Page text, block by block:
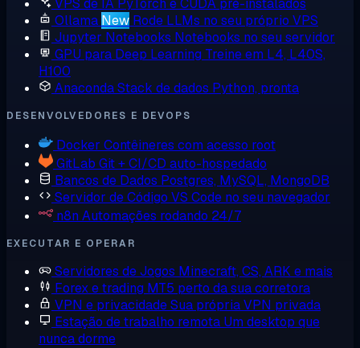
VPS de IA PyTorch e CUDA pré-instalados
Ollama New Rode LLMs no seu próprio VPS
Jupyter Notebooks Notebooks no seu servidor
GPU para Deep Learning Treine em L4, L40S,
H100
AnacondaStack de dados Python, pronta
DESENVOLVEDORES E DEVOPS
Docker Contêineres com acesso root
GitLab Git + CI/CD auto-hospedado
Bancos de Dados Postgres, MySQL, MongoDB
Servidor de Código VS Code no seu navegador
n8n Automações rodando 24/7
EXECUTAR E OPERAR
Servidores de Jogos Minecraft, CS, ARK e mais
Forex e trading MT5 perto da sua corretora
VPN e privacidadeSua própria VPN privada
Estação de trabalho remota Um desktop que
nunca dorme